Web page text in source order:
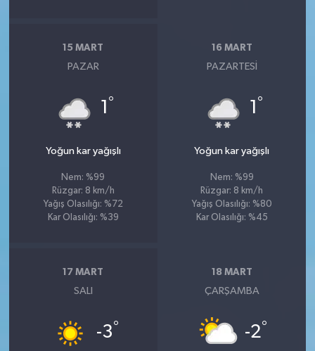
15 MART
PAZAR
1 °
Yoğun kar yağışlı
Nem: %99
Rüzgar: 8 km/h
Yağış Olasılığı: %72
Kar Olasılığı: %39
16 MART
PAZARTESI
1 °
Yoğun kar yağışlı
Nem: %99
Rüzgar: 8 km/h
Yağış Olasılığı: %80
Kar Olasılığı: %45
17 MART
SALI
-3°
18 MART
ÇARŞAMBA
-2°